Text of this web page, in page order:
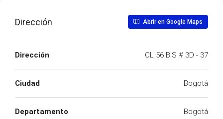
Dirección Abrir en Google Maps
Dirección CL 56 BIS # 3D - 37
Ciudad Bogotá
Departamento Bogotá